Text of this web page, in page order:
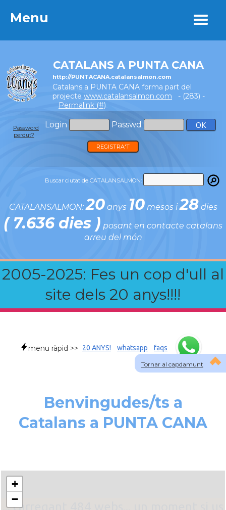
Menu
CATALANS A PUNTA CANA
http://PUNTACANA.catalansalmon.com
Catalans a PUNTA CANA forma part del
projecte www.catalansalmon.com - (283) -
Permalink (#)
Login Passwd
Password
perdut?
REGISTRA'T
Buscar ciutat de CATALANSALMON:
CATALANSALMON:20anys 10mesos i28 dies
( 7.636 dies ) posant en contacte catalans
arreu del món
2005-2025: Fes un cop d'ull al
site dels 20 anys!!!!
Menu
Tornar al capdamunt
menu ràpid >> 20 ANYS! whatsapp faqs
Benvingudes/ts a
Catalans a PUNTA CANA
... carregant 484 webs... un moment si us
+
−